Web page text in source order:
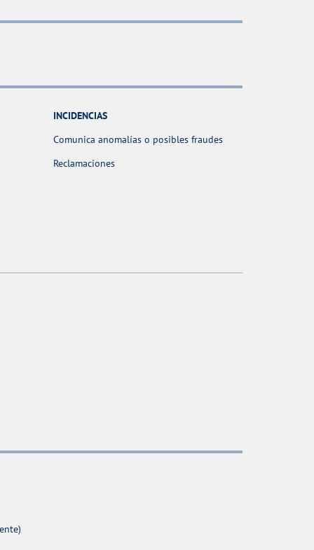
INCIDENCIAS
Comunica anomalías o posibles fraudes
Reclamaciones